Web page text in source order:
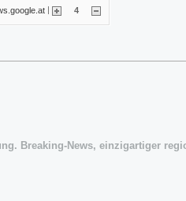
| 4
Breaking-News, einzigartiger